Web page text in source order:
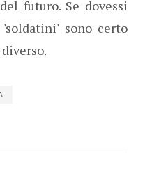
futuro. Se dovessi
sono certo